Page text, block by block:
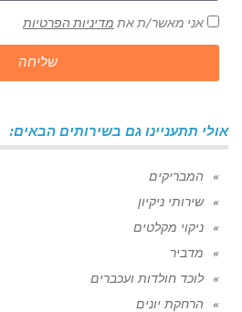
אני מאשר/ת את מדיניות הפרטיות
שליחה
אולי תתעניינו גם בשירותים הבאים:
המבריקים
שירותי ניקיון
ניקוי מקלטים
מדביר
לוכד חולדות ועכברים
הרחקת יונים